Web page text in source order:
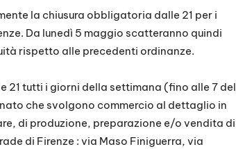
la chiusura obbligatoria dalle 21 per i
Da lunedì 5 maggio scatteranno quindi
rispetto alle precedenti ordinanze.
21 tutti i giorni della settimana (fino alle 7 del
che svolgono commercio al dettaglio in
di produzione, preparazione e/o vendita di
di Firenze : via Maso Finiguerra, via